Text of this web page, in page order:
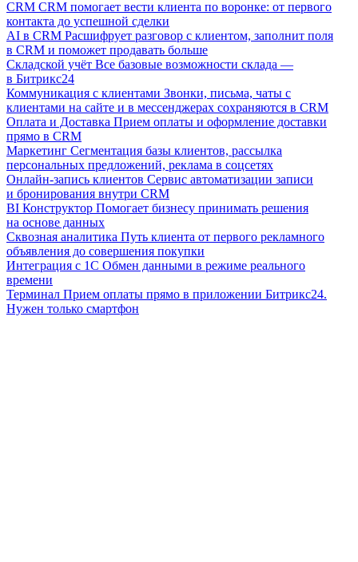
CRM CRM помогает вести клиента по воронке: от первого
контакта до успешной сделки
AI в CRM Расшифрует разговор с клиентом, заполнит поля
в CRM и поможет продавать больше
Складской учёт Все базовые возможности склада —
в Битрикс24
Коммуникация с клиентами Звонки, письма, чаты с
клиентами на сайте и в мессенджерах сохраняются в CRM
Оплата и Доставка Прием оплаты и оформление доставки
прямо в CRM
Маркетинг Сегментация базы клиентов, рассылка
персональных предложений, реклама в соцсетях
Онлайн-запись клиентов Сервис автоматизации записи
и бронирования внутри CRM
BI Конструктор Помогает бизнесу принимать решения
на основе данных
Сквозная аналитика Путь клиента от первого рекламного
объявления до совершения покупки
Интеграция с 1С Обмен данными в режиме реального
времени
Терминал Прием оплаты прямо в приложении Битрикс24.
Нужен только смартфон